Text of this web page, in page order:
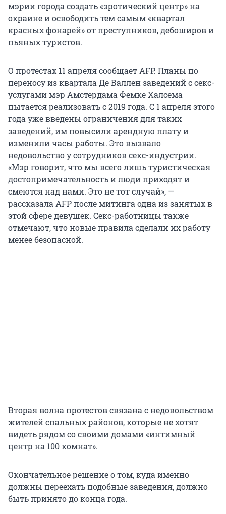
мэрии города создать «эротический центр» на
окраине и освободить тем самым «квартал
красных фонарей» от преступников, дебоширов и
пьяных туристов.
О протестах 11 апреля сообщает AFP. Планы по
переносу из квартала Де Валлен заведений с секс-
услугами мэр Амстердама Фемке Халсема
пытается реализовать с 2019 года. С 1 апреля этого
года уже введены ограничения для таких
заведений, им повысили арендную плату и
изменили часы работы. Это вызвало
недовольство у сотрудников секс-индустрии.
«Мэр говорит, что мы всего лишь туристическая
достопримечательность и люди приходят и
смеются над нами. Это не тот случай», —
рассказала AFP после митинга одна из занятых в
этой сфере девушек. Секс-работницы также
отмечают, что новые правила сделали их работу
менее безопасной.
Вторая волна протестов связана с недовольством
жителей спальных районов, которые не хотят
видеть рядом со своими домами «интимный
центр на 100 комнат».
Окончательное решение о том, куда именно
должны переехать подобные заведения, должно
быть принято до конца года.